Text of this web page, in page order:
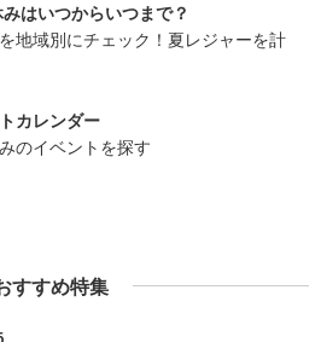
はいつからいつまで？
地域別にチェック！夏レジャーを計
カレンダー
のイベントを探す
すすめ特集